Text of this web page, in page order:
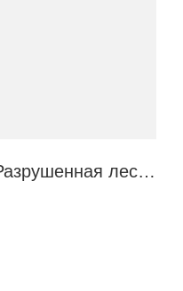
Полоса препятствий "Разрушенная лестница"